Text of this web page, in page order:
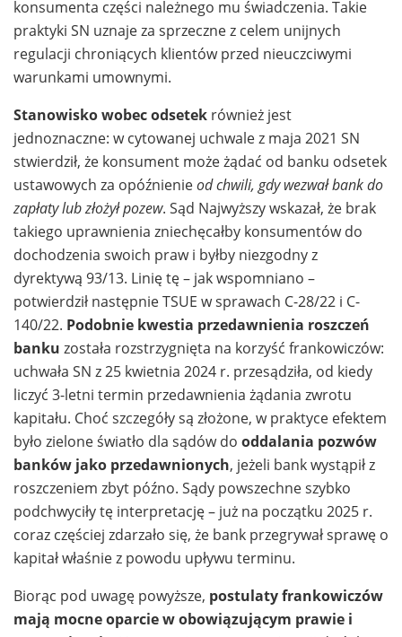
konsumenta części należnego mu świadczenia. Takie
praktyki SN uznaje za sprzeczne z celem unijnych
regulacji chroniących klientów przed nieuczciwymi
warunkami umownymi.
Stanowisko wobec odsetek również jest
jednoznaczne: w cytowanej uchwale z maja 2021 SN
stwierdził, że konsument może żądać od banku odsetek
ustawowych za opóźnienieod chwili, gdy wezwał bank do
zapłaty lub złożył pozew. Sąd Najwyższy wskazał, że brak
takiego uprawnienia zniechęcałby konsumentów do
dochodzenia swoich praw i byłby niezgodny z
dyrektywą 93/13. Linię tę – jak wspomniano –
potwierdził następnie TSUE w sprawach C-28/22 i C-
140/22. Podobnie kwestia przedawnienia roszczeń
banku została rozstrzygnięta na korzyść frankowiczów:
uchwała SN z 25 kwietnia 2024 r. przesądziła, od kiedy
liczyć 3-letni termin przedawnienia żądania zwrotu
kapitału. Choć szczegóły są złożone, w praktyce efektem
było zielone światło dla sądów do oddalania pozwów
banków jako przedawnionych, jeżeli bank wystąpił z
roszczeniem zbyt późno. Sądy powszechne szybko
podchwyciły tę interpretację – już na początku 2025 r.
coraz częściej zdarzało się, że bank przegrywał sprawę o
kapitał właśnie z powodu upływu terminu.
Biorąc pod uwagę powyższe, postulaty frankowiczów
mają mocne oparcie w obowiązującym prawie i